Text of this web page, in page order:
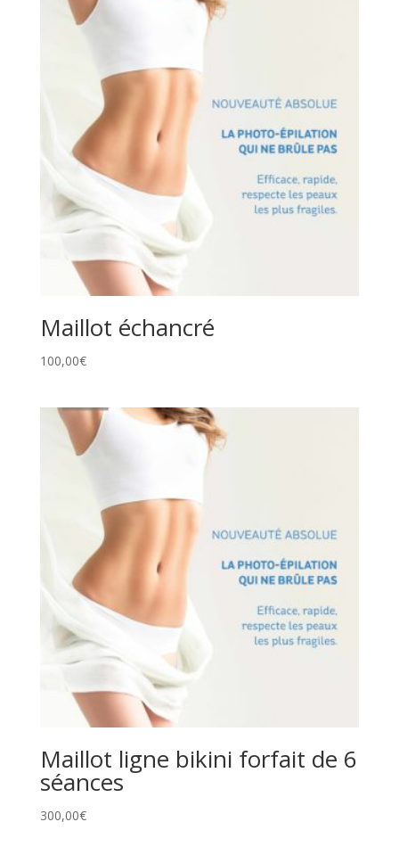
Maillot échancré
100,00€
Maillot ligne bikini forfait de 6
séances
300,00€